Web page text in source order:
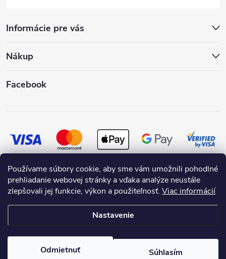
Používame súbory cookie, aby sme vám umožnili pohodlné
prehliadanie webovej stránky a vďaka analýze neustále
zlepšovali jej funkcie, výkon a použiteľnosť. Viac informácií
Nastavenie
Odmietnuť Súhlasím
Informácie pre vás
Nákup
Facebook
SKRASLIMDOM.SK. Všetky práva vyhradené.